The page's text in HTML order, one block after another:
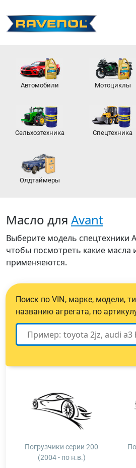
Автомобили Мотоциклы
Сельхозтехника Спецтехника
Олдтаймеры
Масло для Avant
Выберите модель спецтехники
чтобы посмотреть какие масла
применяеются.
Поиск по VIN, марке, модели,
названию агрегата, по
Погрузчики серии 200
(2004 - по н.в.)